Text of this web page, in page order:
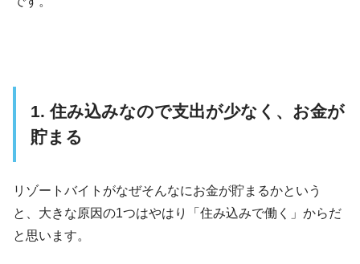
1. 住み込みなので支出が少なく、お金が
貯まる
リゾートバイトがなぜそんなにお金が貯まるかという
と、大きな原因の1つはやはり「住み込みで働く」からだ
と思います。